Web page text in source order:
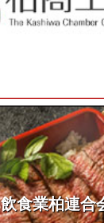
飲食業柏連合